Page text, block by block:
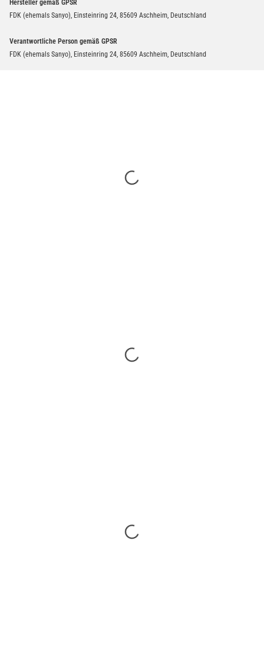
Hersteller gemäß GPSR
FDK (ehemals Sanyo), Einsteinring 24, 85609 Aschheim, Deutschland
Verantwortliche Person gemäß GPSR
FDK (ehemals Sanyo), Einsteinring 24, 85609 Aschheim, Deutschland